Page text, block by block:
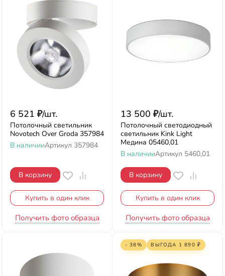
6 521 ₽/шт.
Потолочный светильник
Novotech Over Groda 357984
В наличииАртикул 357984
В корзину
Купить в один клик
Получить фото образца
13 500 ₽/шт.
Потолочный светодиодный
светильник Kink Light
Медина 05460,01
В наличииАртикул 5460,01
В корзину
Купить в один клик
Получить фото образца
- 38% ВЫГОДА 1 890 ₽